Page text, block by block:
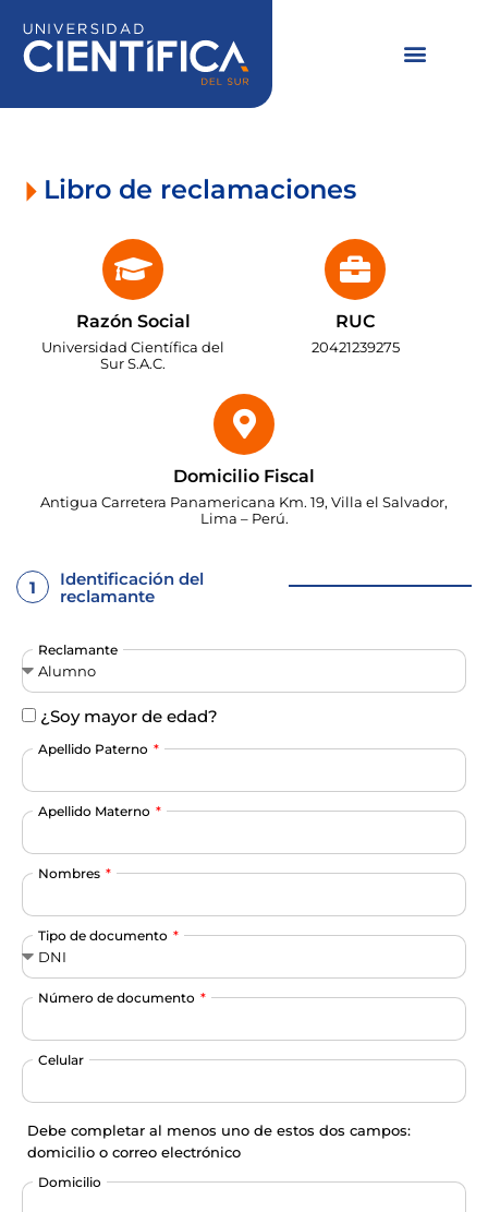
contenido
Libro de reclamaciones
Razón Social
Universidad Científica del
Sur S.A.C.
RUC
20421239275
Domicilio Fiscal
Antigua Carretera Panamericana Km. 19, Villa el Salvador,
Lima – Perú.
1
Identificación del
reclamante
Reclamante
¿Soy mayor de edad?
Apellido Paterno
Apellido Materno
Nombres
Tipo de documento
Número de documento
Celular
Debe completar al menos uno de estos dos campos:
domicilio o correo electrónico
Domicilio